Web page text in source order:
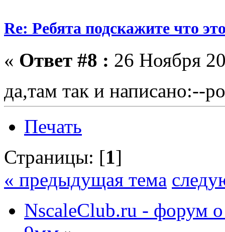
Re: Ребята подскажите что
« Ответ #8 : 26 Ноября
да,там так и написано:--
Печать
Страницы: [1]
« предыдущая тема
NscaleClub.ru - форум